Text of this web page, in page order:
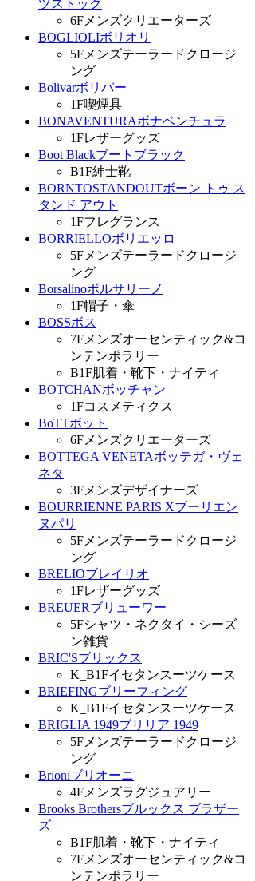
ツストック
6F メンズクリエーターズ
BOGLIOLIボリオリ
5F メンズテーラードクロージ
ング
Bolivarボリバー
1F喫煙具
BONAVENTURAボナベンチュラ
1Fレザーグッズ
Boot Blackブートブラック
B1F紳士靴
BORNTOSTANDOUTボーン トゥ ス
タンド アウト
1Fフレグランス
BORRIELLOボリエッロ
5F メンズテーラードクロージ
ング
Borsalinoボルサリーノ
1F帽子・傘
BOSSボス
7F メンズオーセンティック&コ
ンテンポラリー
B1F肌着・靴下・ナイティ
BOTCHANボッチャン
1Fコスメティクス
BoTTボット
6F メンズクリエーターズ
BOTTEGA VENETAボッテガ・ヴェ
ネタ
3F メンズデザイナーズ
BOURRIENNE PARIS Xブーリエン
ヌパリ
5F メンズテーラードクロージ
ング
BRELIOブレイリオ
1Fレザーグッズ
BREUERブリューワー
5Fシャツ・ネクタイ・シーズ
ン雑貨
BRIC'Sブリックス
K_B1Fイセタンスーツケース
BRIEFINGブリーフィング
K_B1Fイセタンスーツケース
BRIGLIA 1949ブリリア 1949
5F メンズテーラードクロージ
ング
Brioniブリオーニ
4F メンズラグジュアリー
Brooks Brothersブルックス ブラザー
ズ
B1F肌着・靴下・ナイティ
7F メンズオーセンティック&コ
ンテンポラリー